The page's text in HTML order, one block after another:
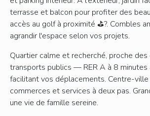
terrasse et balcon pour profiter des
accès au golf à proximité ⛳?. Combles
agrandir l'espace selon vos projets.
Quartier calme et recherché, proche
transports publics — RER A à 8
facilitant vos déplacements. Centre-ville
commerces et services à deux pas.
une vie de famille sereine.